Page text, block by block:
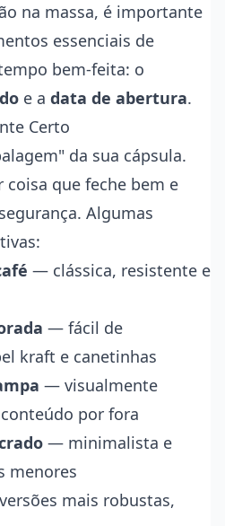
na massa, é importante
essenciais de
bem-feita: o
e a data de abertura.
Certo
da sua cápsula.
coisa que feche bem e
Algumas
— clássica, resistente e
— fácil de
kraft e canetinhas
— visualmente
por fora
— minimalista e
menores
mais robustas,